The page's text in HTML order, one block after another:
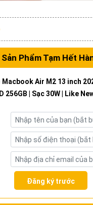
Sản Phẩm Tạm Hết
Macbook Air M2 13 inch
256GB | Sạc 30W | Like
Đăng ký trước